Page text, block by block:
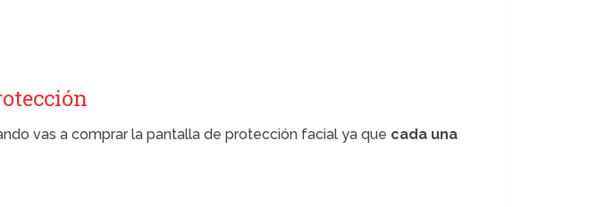
vas a comprar la pantalla de protección facial ya que cada una